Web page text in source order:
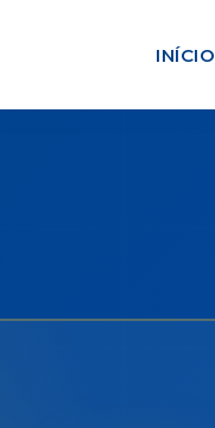
INÍCIO